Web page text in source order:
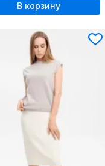
В корзину